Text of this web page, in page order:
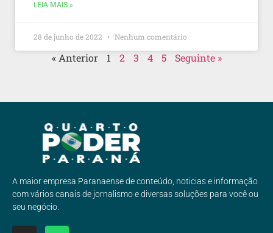
LEIA MAIS »
28 de junho de 2022 Nenhum comentário
« Anterior 1 2 3 4 5 Seguinte »
A maior empresa Paranaense de conteúdo, noticias e informação
com vários canais de jornalismo e diversas soluções para você ou
seu negócio.